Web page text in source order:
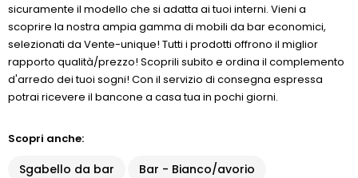
sicuramente il modello che si adatta ai tuoi interni. Vieni a
scoprire la nostra ampia gamma di mobili da bar economici,
selezionati da Vente-unique! Tutti i prodotti offrono il miglior
rapporto qualità/prezzo! Scoprili subito e ordina il complemento
d'arredo dei tuoi sogni! Con il servizio di consegna espressa
potrai ricevere il bancone a casa tua in pochi giorni.
Scopri anche:
Sgabello da bar Bar - Bianco/avorio